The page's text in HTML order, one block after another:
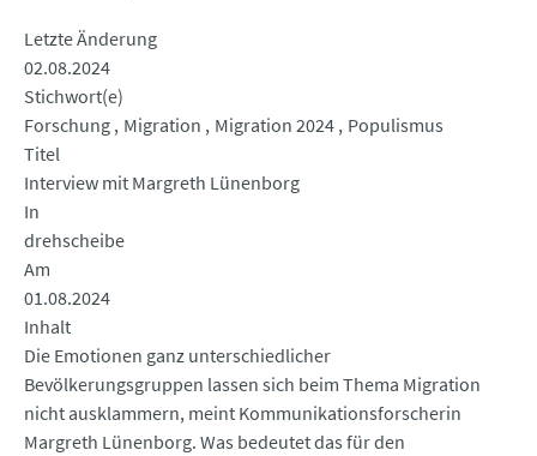
Letzte Änderung
02.08.2024
Stichwort(e)
Forschung Migration Migration 2024 Populismus
Titel
Interview mit Margreth Lünenborg
In
drehscheibe
Am
01.08.2024
Inhalt
Die Emotionen ganz unterschiedlicher
Bevölkerungsgruppen lassen sich beim Thema Migration
nicht ausklammern, meint Kommunikationsforscherin
Margreth Lünenborg. Was bedeutet das für den